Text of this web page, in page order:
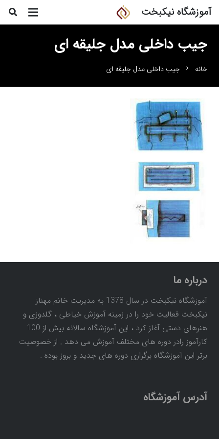
آموزشگاه نیکبخت
جیب داخلی مدل جلیقه ای
خانه chevron_right جیب داخلی مدل جلیقه ای
درباره ما
آموزشگاه نیکبخت در سال 1378 به مدیریت خانم مهناز
نیکبخت فعالیت خود را در زمینه آموزش خیاطی ، گلدوزی و
هنرهای دستی آغاز کرد ، این آموزشگاه سالانه بیش از 100
کارآموز رادر دوره های مختلف آموزش می دهد . از خصوصیت
برتر این آموزشگاه برگزاری دوره های جدید و بروز بوده .
آدرس آموزشگاه